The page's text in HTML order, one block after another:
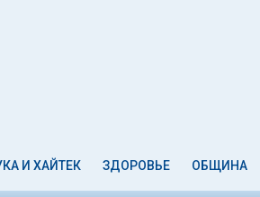
И ХАЙТЕК ЗДОРОВЬЕ ОБЩИНА